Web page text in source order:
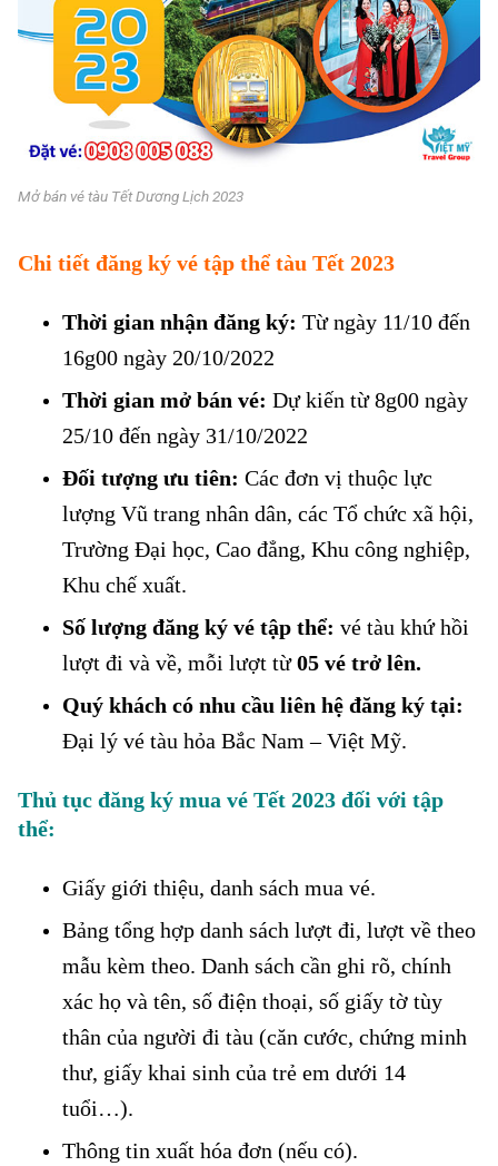
Mở bán vé tàu Tết Dương Lịch 2023
Chi tiết đăng ký vé tập thể tàu Tết 2023
Thời gian nhận đăng ký: Từ ngày 11/10 đến
16g00 ngày 20/10/2022
Thời gian mở bán vé: Dự kiến từ 8g00 ngày
25/10 đến ngày 31/10/2022
Đối tượng ưu tiên: Các đơn vị thuộc lực
lượng Vũ trang nhân dân, các Tổ chức xã hội,
Trường Đại học, Cao đẳng, Khu công nghiệp,
Khu chế xuất.
Số lượng đăng ký vé tập thể: vé tàu khứ hồi
lượt đi và về, mỗi lượt từ05 vé trở lên.
Quý khách có nhu cầu liên hệ đăng ký tại:
Đại lý vé tàu hỏa Bắc Nam – Việt Mỹ.
Thủ tục đăng ký mua vé Tết 2023 đối với tập
thể:
Giấy giới thiệu, danh sách mua vé.
Bảng tổng hợp danh sách lượt đi, lượt về theo
mẫu kèm theo. Danh sách cần ghi rõ, chính
xác họ và tên, số điện thoại, số giấy tờ tùy
thân của người đi tàu (căn cước, chứng minh
thư, giấy khai sinh của trẻ em dưới 14
tuổi…).
Thông tin xuất hóa đơn (nếu có).